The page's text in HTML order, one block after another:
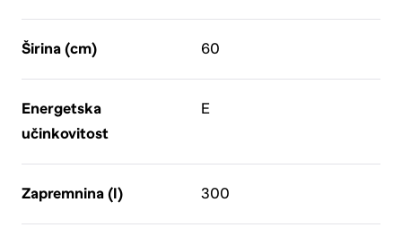
Širina (cm) 60
Energetska
učinkovitost
E
Zapremnina (l) 300